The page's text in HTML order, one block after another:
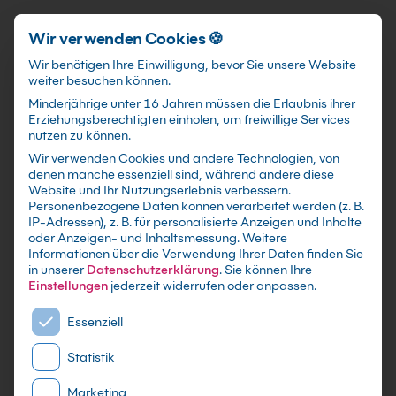
Schnellzugriff
KI im Projektcontrolling
Grundkurs: Praktischer
Einsatz
mit Zertifikat - Kurse zu festen Terminen sowie
individuelle Firmen -und Inhouse-Schulungen
nach Maß - Live Online oder in Präsenz lernen -
In kleinen Gruppen oder im gezielten
Einzelcoaching
Wir verwenden Cookies 🍪
Wir benötigen Ihre Einwilligung, bevor Sie unsere Website
weiter besuchen können.
Minderjährige unter 16 Jahren müssen die Erlaubnis ihrer
Erziehungsberechtigten einholen, um freiwillige Services
nutzen zu können.
Wir verwenden Cookies und andere Technologien, von
denen manche essenziell sind, während andere diese
Website und Ihr Nutzungserlebnis verbessern.
Personenbezogene Daten können verarbeitet werden (z. B.
IP-Adressen), z. B. für personalisierte Anzeigen und Inhalte
oder Anzeigen- und Inhaltsmessung.Weitere
Informationen über die Verwendung Ihrer Daten finden Sie
in unserer Datenschutzerklärung.Sie können Ihre
Einstellungen jederzeit widerrufen oder anpassen.
Es folgt eine Liste der Service-Gruppen, für die eine
Essenziell
Statistik
Marketing